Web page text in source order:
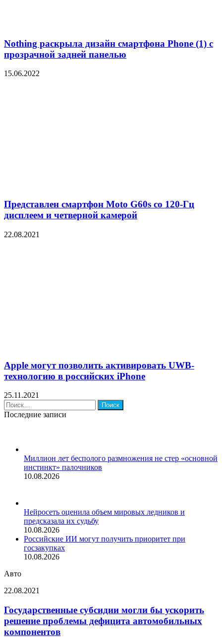
Nothing раскрыла дизайн смартфона Phone (1) с
прозрачной задней панелью
15.06.2022
Представлен смартфон Moto G60s со 120-Гц
дисплеем и четверной камерой
22.08.2021
Apple могут позволить активировать UWB-
технологию в российских iPhone
25.11.2021
Найти:
Последние записи
Миллион лет бесполого размножения не стер «основной
инстинкт» палочников
10.08.2026
Нейросеть оценила объем мировых ледников и
предсказала их судьбу
10.08.2026
Российские ИИ могут получить приоритет при
госзакупках
10.08.2026
Авто
Государственные
могли
бы
ускорить
решение
22.08.2021
Государственные субсидии могли бы ускорить
решение проблемы дефицита автомобильных
компонентов